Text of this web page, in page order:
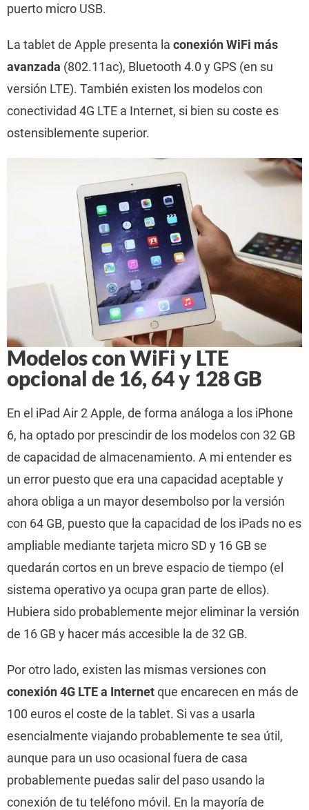
puerto micro USB.
La tablet de Apple presenta la conexión WiFi más
avanzada (802.11ac), Bluetooth 4.0 y GPS (en su
versión LTE). También existen los modelos con
conectividad 4G LTE a Internet, si bien su coste es
ostensiblemente superior.
Modelos con WiFi y LTE
opcional de 16, 64 y 128 GB
En el iPad Air 2 Apple, de forma análoga a los iPhone
6, ha optado por prescindir de los modelos con 32 GB
de capacidad de almacenamiento. A mi entender es
un error puesto que era una capacidad aceptable y
ahora obliga a un mayor desembolso por la versión
con 64 GB, puesto que la capacidad de los iPads no es
ampliable mediante tarjeta micro SD y 16 GB se
quedarán cortos en un breve espacio de tiempo (el
sistema operativo ya ocupa gran parte de ellos).
Hubiera sido probablemente mejor eliminar la versión
de 16 GB y hacer más accesible la de 32 GB.
Por otro lado, existen las mismas versiones con
conexión 4G LTE a Internetque encarecen en más de
100 euros el coste de la tablet. Si vas a usarla
esencialmente viajando probablemente te sea útil,
aunque para un uso ocasional fuera de casa
probablemente puedas salir del paso usando la
conexión de tu teléfono móvil. En la mayoría de